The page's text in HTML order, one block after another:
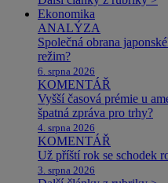
Ekonomika
ANALÝZA
Společná obrana
režim?
6. srpna 2026
KOMENTÁŘ
Vyšší časová prémie u
špatná zpráva pro trhy?
4. srpna 2026
KOMENTÁŘ
Už příští rok se schodek
3. srpna 2026